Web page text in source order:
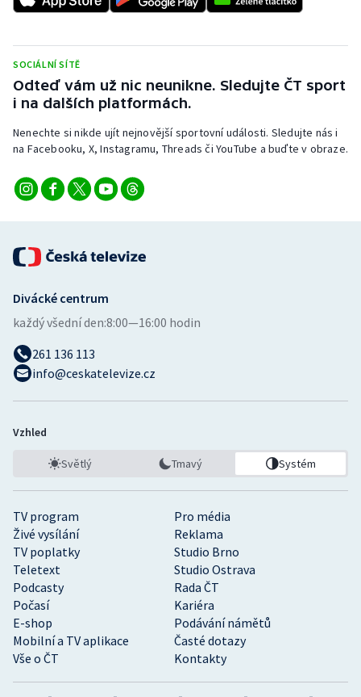
Veslování
Vodní slalom
Volejbal
Ostatní
SOCIÁLNÍ SÍTĚ
Odteď vám už nic neunikne. Sledujte ČT sport
i na dalších platformách.
Nenechte si nikde ujít nejnovější sportovní události. Sledujte nás i
na Facebooku, X, Instagramu, Threads či YouTube a buďte v obraze.
TV program
Pro média
Živé vysílání
Reklama
TV poplatky
Studio Brno
Teletext
Studio Ostrava
Podcasty
Rada ČT
Počasí
Kariéra
E-shop
Podávání námětů
Mobilní a TV aplikace
Časté dotazy
Vše o ČT
Kontakty
Divácké centrum
každý všední den:8:00—16:00 hodin
261 136 113
info@ceskatelevize.cz
Vzhled
Světlý Tmavý Systém